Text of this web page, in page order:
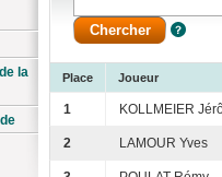
la
Place Joueur
1 KOLLMEIER
2 LAMOUR Yves